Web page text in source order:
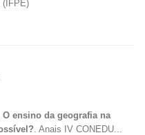
(IFPE)
O ensino da geografia na
. Anais IV CONEDU...